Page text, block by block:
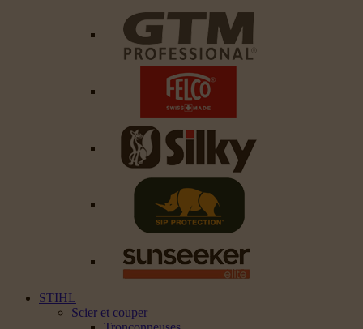
STIHL
Scier et couper